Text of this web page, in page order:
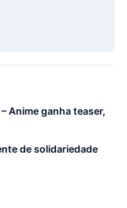
Anime ganha teaser,
de solidariedade